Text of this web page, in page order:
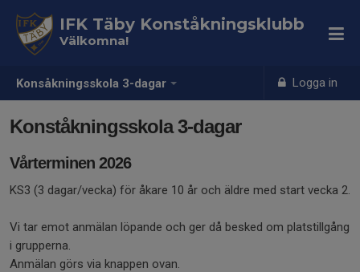
Konsåkningsskola 3-dagar Logga in
IFK Täby Konståkningsklubb
Välkomna!
Konståkningsskola 3-dagar
Vårterminen 2026
KS3 (3 dagar/vecka) för åkare 10 år och äldre med start vecka 2.
Vi tar emot anmälan löpande och ger då besked om platstillgång
i grupperna.
Anmälan görs via knappen ovan.